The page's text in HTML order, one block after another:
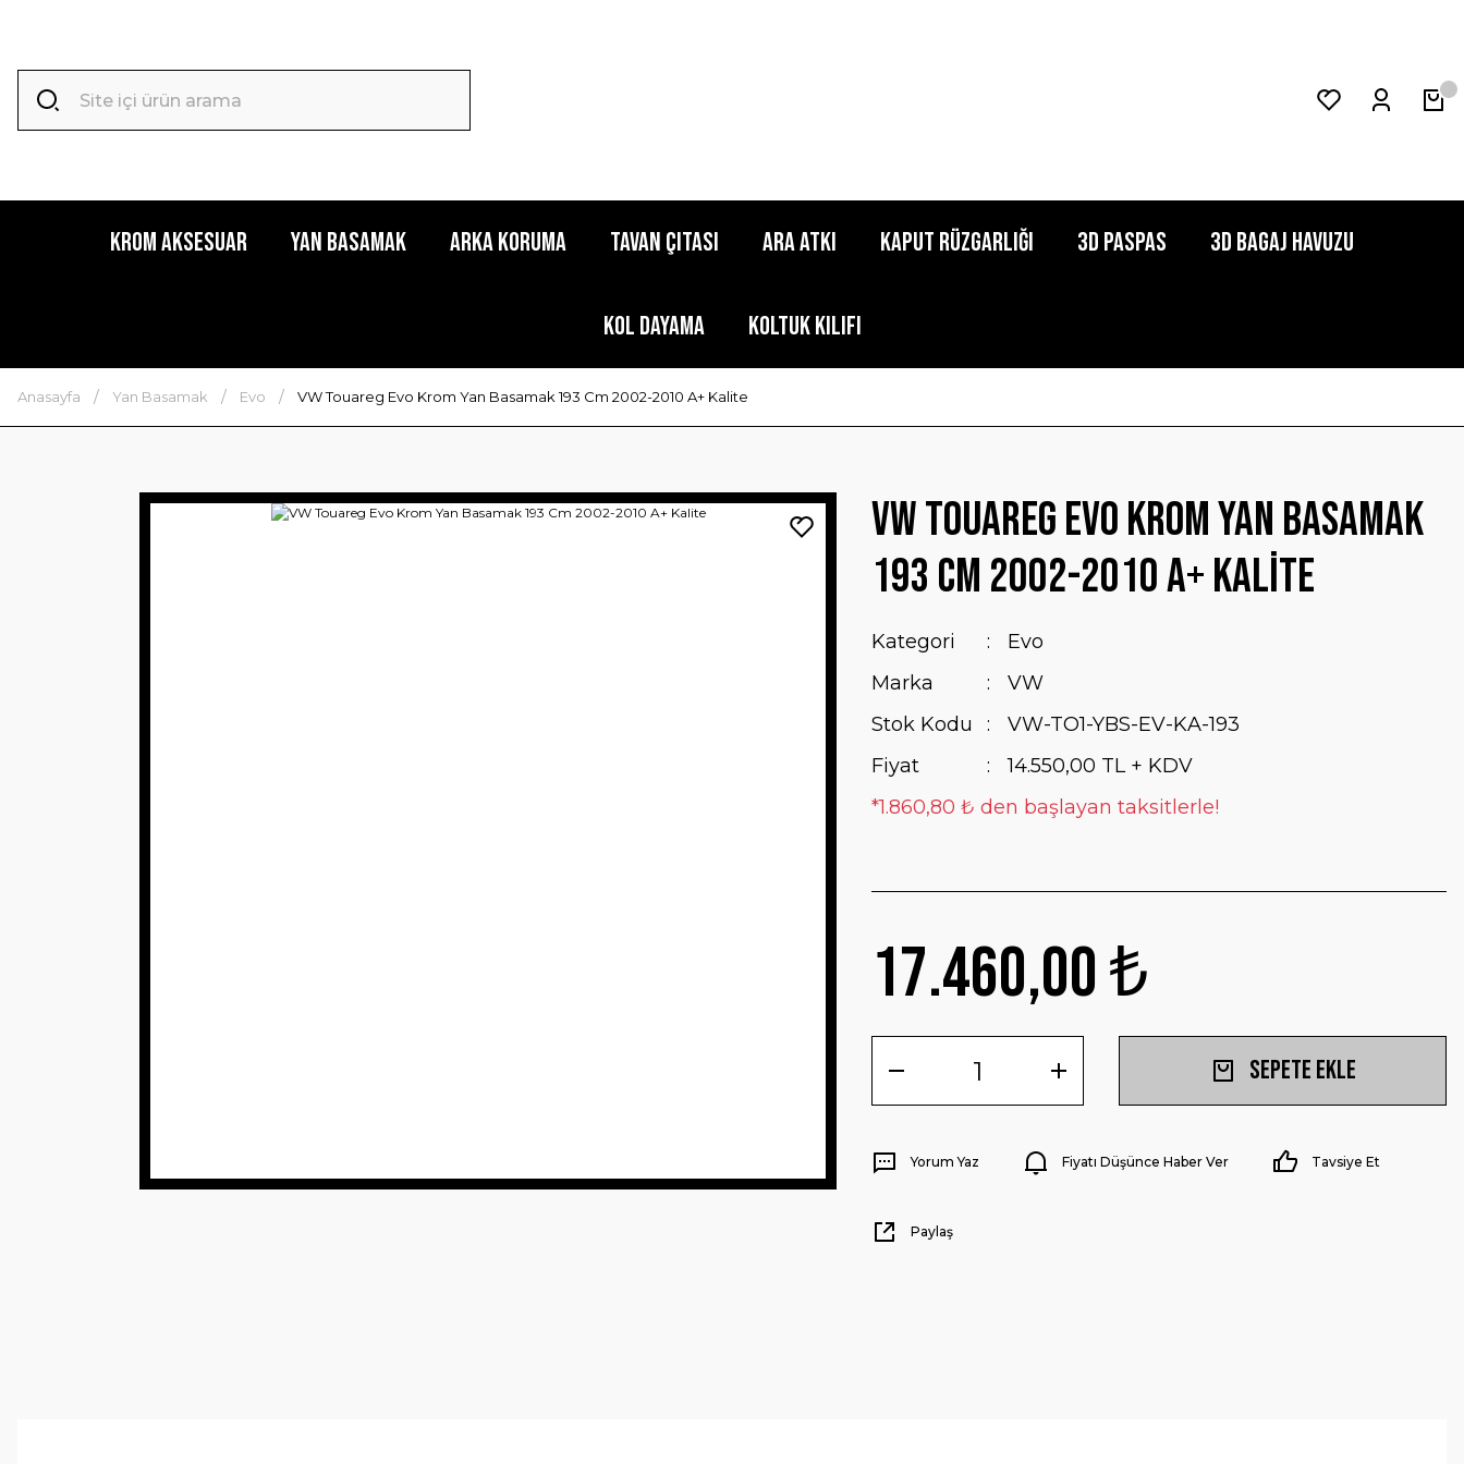
Krom Aksesuar Yan Basamak Arka Koruma Tavan Çıtası Ara Atkı Kaput Rüzgarlığı 3D Paspas 3D Bagaj Havuzu
Kol Dayama Koltuk Kılıfı
Anasayfa Yan Basamak Evo VW Touareg Evo Krom Yan Basamak 193 Cm 2002-2010 A+ Kalite
VW Touareg Evo Krom Yan Basamak
193 Cm 2002-2010 A+ Kalite
Kategori
Evo
Marka
VW
Stok Kodu
VW-TO1-YBS-EV-KA-193
Fiyat
14.550,00 TL + KDV
*1.860,80 ₺ den başlayan taksitlerle!
17.460,00 ₺
Sepete Ekle
Yorum Yaz Fiyatı Düşünce Haber Ver Tavsiye Et
Paylaş